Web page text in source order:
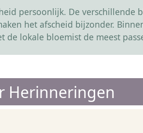
persoonlijk. De verschillende
het afscheid bijzonder.
de lokale bloemist de meest
Herinneringen